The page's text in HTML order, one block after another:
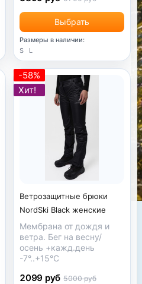
Выбрать
Размеры в наличии:
S
L
-58%
Хит!
Ветрозащитные брюки
NordSki Black женские
Мембрана от дождя и
ветра. Бег на весну/
осень +кажд.день
-7°..+15°С
2099 руб 5000 руб